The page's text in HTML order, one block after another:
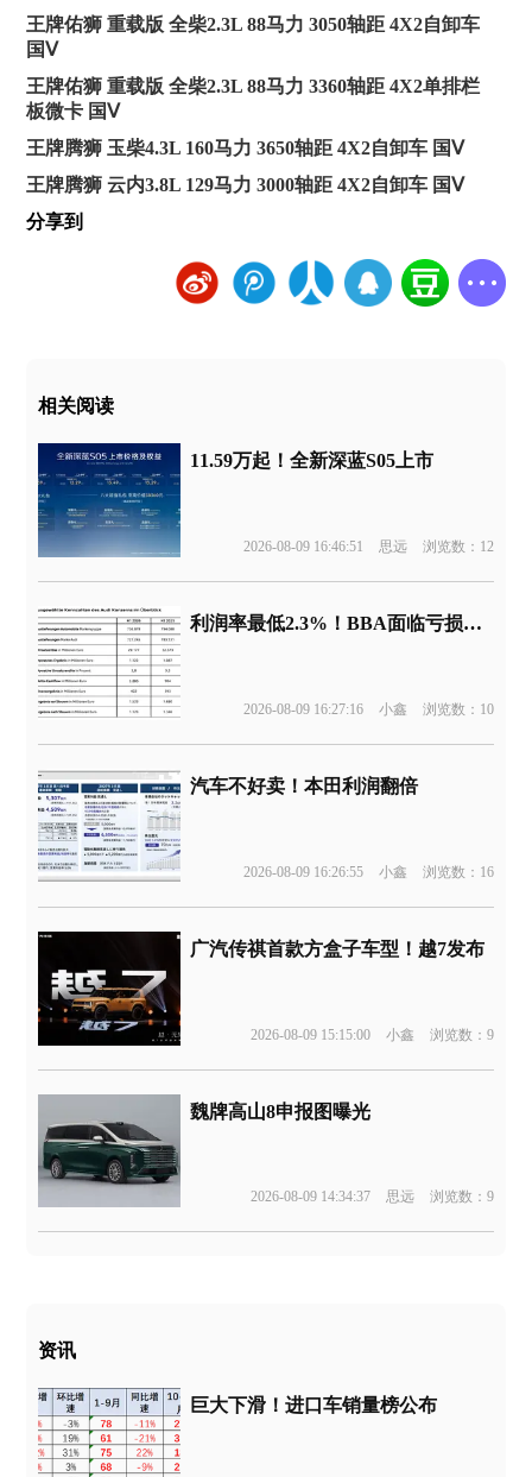
王牌佑狮 重载版 全柴2.3L 88马力 3050轴距 4X2自卸车
国Ⅴ
王牌佑狮 重载版 全柴2.3L 88马力 3360轴距 4X2单排栏
板微卡 国Ⅴ
王牌腾狮 玉柴4.3L 160马力 3650轴距 4X2自卸车 国Ⅴ
王牌腾狮 云内3.8L 129马力 3000轴距 4X2自卸车 国Ⅴ
分享到
相关阅读
11.59万起！全新深蓝S05上市
2026-08-09 16:46:51 思远 浏览数：12
利润率最低2.3%！BBA面临亏损边缘
2026-08-09 16:27:16 小鑫 浏览数：10
汽车不好卖！本田利润翻倍
2026-08-09 16:26:55 小鑫 浏览数：16
广汽传祺首款方盒子车型！越7发布
2026-08-09 15:15:00 小鑫 浏览数：9
魏牌高山8申报图曝光
2026-08-09 14:34:37 思远 浏览数：9
资讯
巨大下滑！进口车销量榜公布